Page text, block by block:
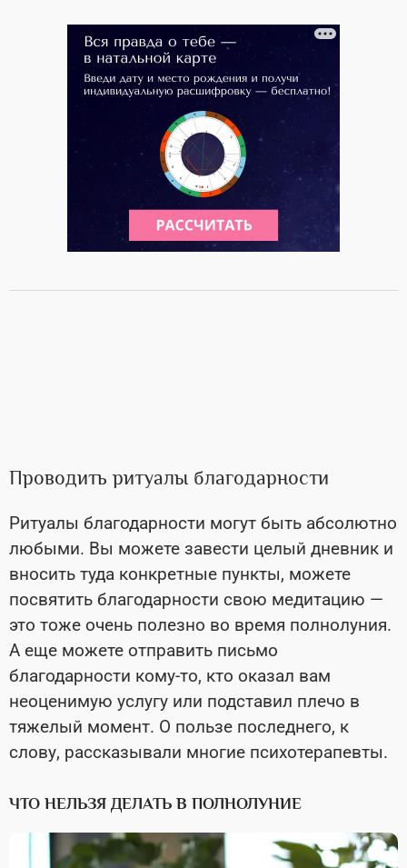
Проводить ритуалы благодарности
Ритуалы благодарности могут быть абсолютно
любыми. Вы можете завести целый дневник и
вносить туда конкретные пункты, можете
посвятить благодарности свою медитацию —
это тоже очень полезно во время полнолуния.
А еще можете отправить письмо
благодарности кому-то, кто оказал вам
неоценимую услугу или подставил плечо в
тяжелый момент. О пользе последнего, к
слову, рассказывали многие психотерапевты.
ЧТО НЕЛЬЗЯ ДЕЛАТЬ В ПОЛНОЛУНИЕ